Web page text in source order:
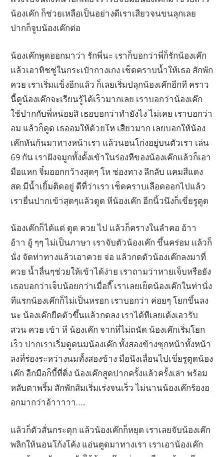
น้องเค๊ก ก็ช่วยเหลือเป็นอย่างดีเราเสียวจนขนลุกเลย
ปากก็จูบน้องเค๊กต่อ
น้องเค๊กพูดออกมาว่า รักพี่นะ เราก็บอกว่าพี่ก็รักน้องเค๊ก
แล้วเอาทิชชู่ในกระเป๋ากางเกง เช็ดคราบน้ำให้เธอ สักพัก
ควย เราเริ่มแข็งอีกแล้ว ก็เลยเริ่มปลุกน้องเค๊กอีกที คราว
นี้ดูน้องเค๊กจะเรียนรู้ได้เร็วมากเลย เราบอกว่าน้องเค๊ก
ใช้ปากกับพี่หน่อยสิ เธอบอกว่าทำยังไง ไม่เคย เราบอกว่า
อม แล้วก็ดูด เธออมให้ด้วยโห เสียวมาก เลยบอกให้น้อง
เค๊กหันก้นมาทางหน้าเรา แล้วนอนโก่งอยู่บนตัวเรา เล่น
69 กัน เราฝังจมูกทั้งดั้งเข้าในร่องหีของน้องเค๊กแล้วก็เอา
มือแหก จิ๋มออกกว้างสุดๆ โห ช่องทาง ลึกลับ แคมสีแดง
สด มีน้ำเยิ้มติดอยู่ ดีที่ว่าเรา เช็ดคราบเลือดออกไปแล้ว
เรายื่นปากเข้าสุดๆแล้วดูด หีน้องเค๊ก อีกนิ้วนึงก็เขี่ยรูตูด
น้องเค๊กก็ได้แต่ ดูด ควย ไป แล้วก็ครางในลำคอ อ้าา
อ้าา อู้ ๆๆ ไม่เป็นภาษา เราจับตัวน้องเค๊ก ขึ้นคร่อม แล้วก็
นั่ง จัดท่าทางแล้วเอาควย จ่อ แล้วกดตัวน้องเค๊กลงมาที่
ควย น้ำลื่นๆช่วยให้เข้าได้ง่าย เราถามว่าหายเจ็บหรือยัง
เธอบอกว่าเจ็บน้อยกว่าเมื่อกี๊ เราเลยเย็ดน้องเค๊กในท่านั่ง
ทีแรกน้องเค๊กก็ไม่เป็นหรอก เราบอกว่า ค่อยๆ โยกขึ้นลง
นะ น้องเค๊กยืดตัวขึ้นแล้วกดลง เราได้ทีเลยเด้งเอวรับ
สวน ควย เข้า หี น้องเค๊ก จากที่ไม่ถนัด น้องเค๊กเริ่มโยก
เร็ว ปากเราเริ่มดูดนมน้องเค๊ก ทั้งสองข้างซุกหน้าทั้งหน้า
ลงที่ร่องระหว่างนมทั้งสองข้าง มือนึงเลื่อนไปเขี่ยรูตูดน้อง
เค๊ก อีกมือก็บี้ที่ติ่ง น้องเค๊กสูดปากครั้งแล้วครั้งเล่า พร้อม
หลับตาพริ้ม สักพักส้มเริ่มเร่งจนเร็ว ไม่นานน้องเค๊กร้องอ
อกมากว่าอ้าาาาา…..
แล้วก็ตัวสั่นกระตุก แล้วน้องเค๊กก็หยุด เราเลยจับน้องเค๊ก
พลิกให้นอนโก้งโค้ง แอ่นตูดมาทางเรา เราเอาน้องเค๊ก